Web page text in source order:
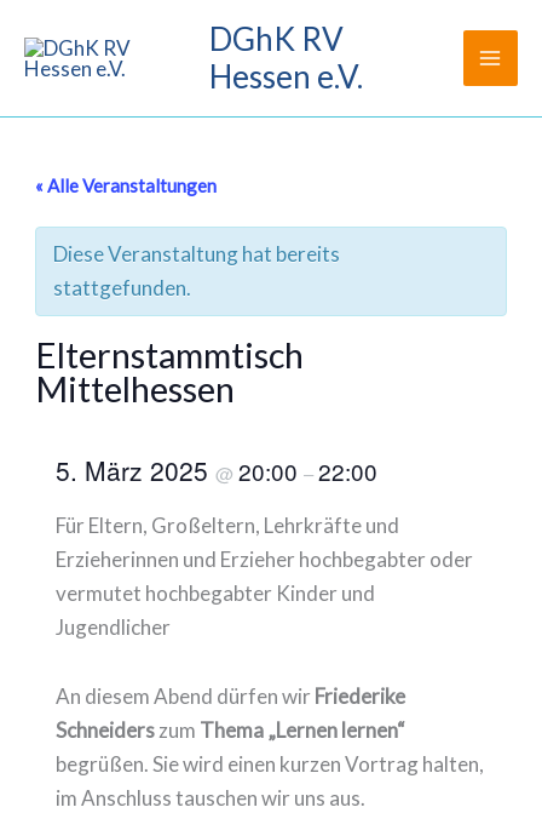
Inhalt
springen
DGhK RV
Hessen e.V.
« Alle Veranstaltungen
Diese Veranstaltung hat bereits
stattgefunden.
Elternstammtisch
Mittelhessen
5. März 2025@20:00–22:00
Für Eltern, Großeltern, Lehrkräfte und
Erzieherinnen und Erzieher hochbegabter oder
vermutet hochbegabter Kinder und
Jugendlicher
An diesem Abend dürfen wir Friederike
Schneiderszum Thema „Lernen lernen“
begrüßen. Sie wird einen kurzen Vortrag halten,
im Anschluss tauschen wir uns aus.